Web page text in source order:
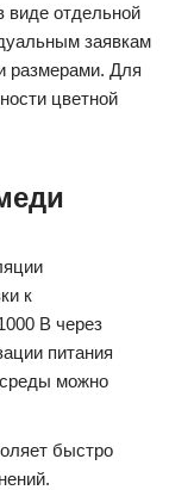
виде отдельной
заявкам
размерами. Для
цветной
к
В через
питания
среды можно
быстро